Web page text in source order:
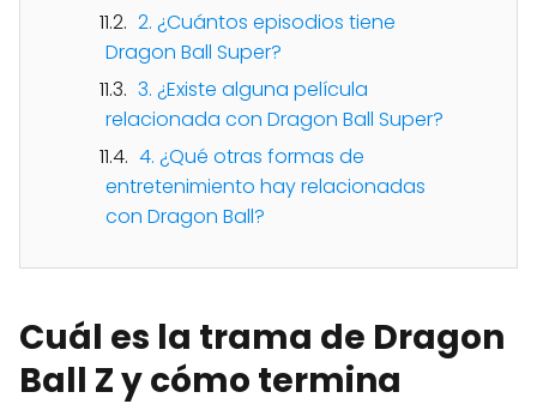
2. ¿Cuántos episodios tiene
Dragon Ball Super?
3. ¿Existe alguna película
relacionada con Dragon Ball Super?
4. ¿Qué otras formas de
entretenimiento hay relacionadas
con Dragon Ball?
Cuál es la trama de Dragon
Ball Z y cómo termina